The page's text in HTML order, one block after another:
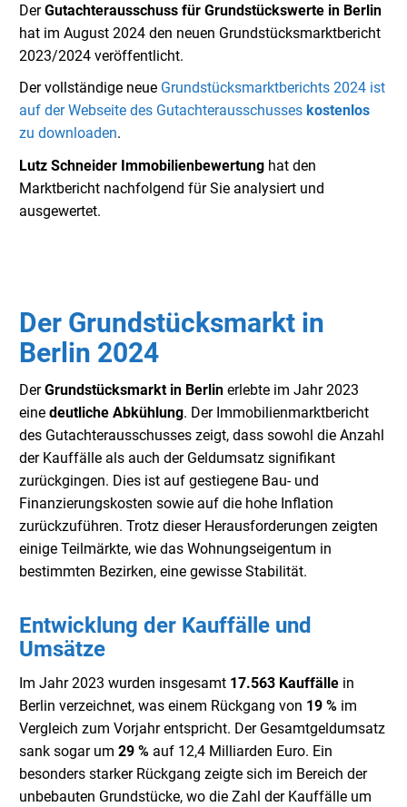
DerGutachterausschuss für Grundstückswerte in Berlin
hat im August 2024 den neuen Grundstücksmarktbericht
2023/2024 veröffentlicht.
Der vollständige neue Grundstücksmarktberichts 2024 ist
auf der Webseite des Gutachterausschusses kostenlos
zu downloaden.
Lutz Schneider Immobilienbewertung hat den
Marktbericht nachfolgend für Sie analysiert und
ausgewertet.
Der Grundstücksmarkt in
Berlin 2024
DerGrundstücksmarkt in Berlin erlebte im Jahr 2023
eine deutliche Abkühlung. Der Immobilienmarktbericht
des Gutachterausschusses zeigt, dass sowohl die Anzahl
der Kauffälle als auch der Geldumsatz signifikant
zurückgingen. Dies ist auf gestiegene Bau- und
Finanzierungskosten sowie auf die hohe Inflation
zurückzuführen. Trotz dieser Herausforderungen zeigten
einige Teilmärkte, wie das Wohnungseigentum in
bestimmten Bezirken, eine gewisse Stabilität.
Entwicklung der Kauffälle und
Umsätze
Im Jahr 2023 wurden insgesamt 17.563 Kauffälle in
Berlin verzeichnet, was einem Rückgang von 19 % im
Vergleich zum Vorjahr entspricht. Der Gesamtgeldumsatz
sank sogar um 29 % auf 12,4 Milliarden Euro. Ein
besonders starker Rückgang zeigte sich im Bereich der
unbebauten Grundstücke, wo die Zahl der Kauffälle um